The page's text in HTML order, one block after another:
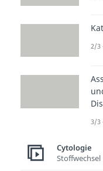
2/3
3/3
Cytologie
Stoffwechsel